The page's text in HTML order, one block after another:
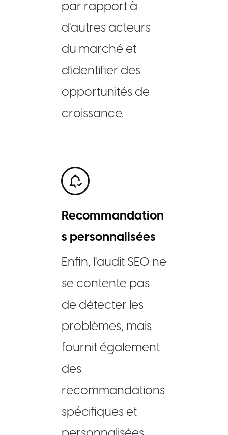
par rapport à
d'autres acteurs
du marché et
d'identifier des
opportunités de
croissance.
Recommandation
s personnalisées
Enfin, l'audit SEO ne
se contente pas
de détecter les
problèmes, mais
fournit également
des
recommandations
spécifiques et